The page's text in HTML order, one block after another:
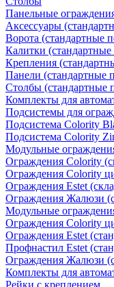
Панельные
Аксессуары
Ворота (стандартные
Калитки (стандартные
Крепления
Панели (стандартные
Столбы (стандартные
Комплекты для
Подсистемы для
Подсистема Colority
Подсистема Colority
Модульные
Ограждения Colority
Ограждения Colority
Ограждения Estet
Ограждения Жалюзи
Модульные
Ограждения Colority
Ограждения Estet
Профнастил Estet
Ограждения Жалюзи
Комплекты для
Рейки с креплением